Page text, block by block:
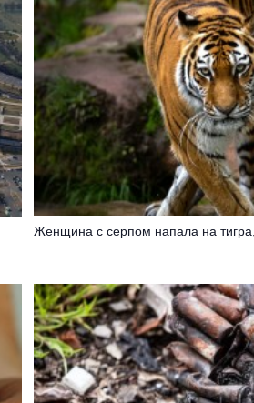
Женщина с серпом напала на